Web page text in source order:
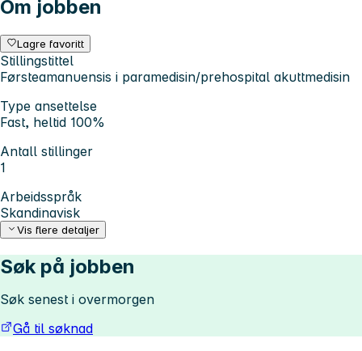
Om jobben
Lagre favoritt
Stillingstittel
Førsteamanuensis i paramedisin/prehospital akuttmedisin
Type ansettelse
Fast, heltid 100%
Antall stillinger
1
Arbeidsspråk
Skandinavisk
Vis flere detaljer
Søk på jobben
Søk senest i overmorgen
Gå til søknad